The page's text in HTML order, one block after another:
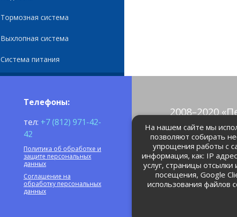
Тормозная система
Выхлопная система
Система питания
Телефоны:
тел: +7 (812) 971-42-
42
Политика об обработке и
защите персональных
данных
Соглашение на
обработку персональных
данных
2008–2020
© Все
На нашем сайте мы
позволяют собирать
упрощения работы с
информация, как: IP
услуг, страницы
посещения, Google
использования файлов